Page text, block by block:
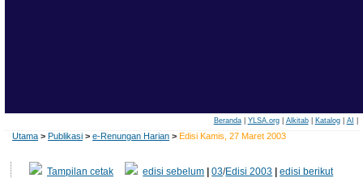
Beranda| YLSA.org| Alkitab| Katalog| AI
Utama > Publikasi > e-Renungan Harian > Edisi Kamis, 27 Maret 2003
Tampilan cetak edisi sebelum |03/Edisi 2003 |edisi berikut